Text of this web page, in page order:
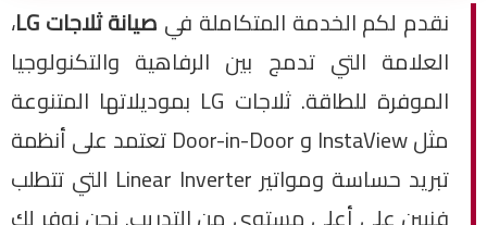
نقدم لكم الخدمة المتكاملة في صيانة ثلاجات LG
،
العلامة التي تدمج بين الرفاهية والتكنولوجيا
الموفرة للطاقة. ثلاجات LG بموديلاتها المتنوعة
مثل InstaView و Door-in-Door تعتمد على أنظمة
تبريد حساسة ومواتير Linear Inverter التي تتطلب